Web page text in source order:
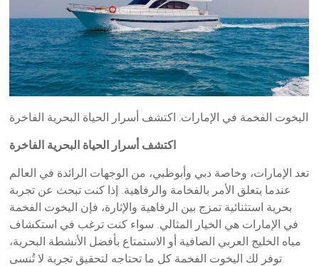
اليخوت الفخمة في الإمارات: اكتشف أسرار الحياة البحرية الفاخرة
اكتشف أسرار الحياة البحرية الفاخرة
تعد الإمارات، وخاصة دبي وأبوظبي، من الوجهات الرائدة في العالم
عندما يتعلق الأمر بالفخامة والرفاهية. إذا كنت تبحث عن تجربة
بحرية استثنائية تمزج بين الرفاهية والإثارة، فإن اليخوت الفخمة
في الإمارات هي الخيار المثالي. سواء كنت ترغب في استكشاف
مياه الخليج العربي الصافية أو الاستمتاع بأفضل الأنشطة البحرية،
توفر لك اليخوت الفخمة كل ما تحتاجه لتحقيق تجربة لا تُنسى.